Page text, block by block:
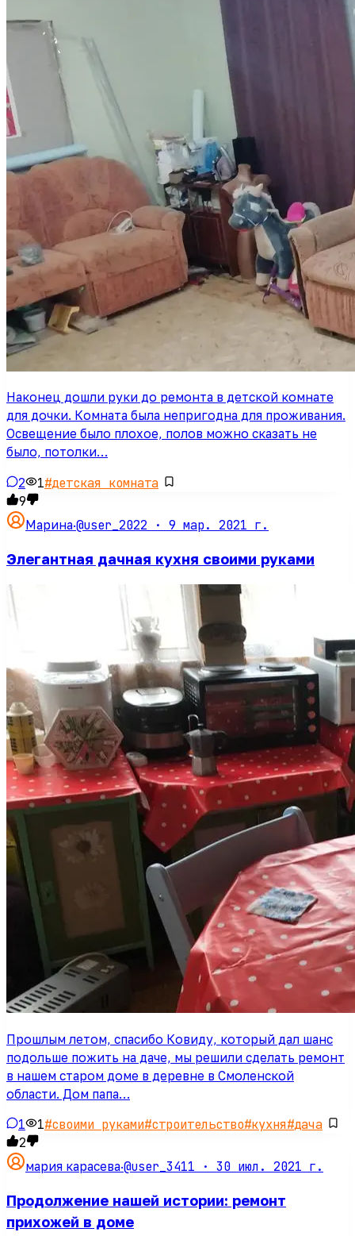
Наконец дошли руки до ремонта в детской комнате
для дочки. Комната была непригодна для проживания.
Освещение было плохое, полов можно сказать не
было, потолки…
2 1#детская комната
9
Марина·@user_2022 · 9 мар. 2021 г.
Элегантная дачная кухня своими руками
Прошлым летом, спасибо Ковиду, который дал шанс
подольше пожить на даче, мы решили сделать ремонт
в нашем старом доме в деревне в Смоленской
области. Дом папа…
1 1#своими руками#строительство#кухня#дача
2
мария карасева·@user_3411 · 30 июл. 2021 г.
Продолжение нашей истории: ремонт
прихожей в доме